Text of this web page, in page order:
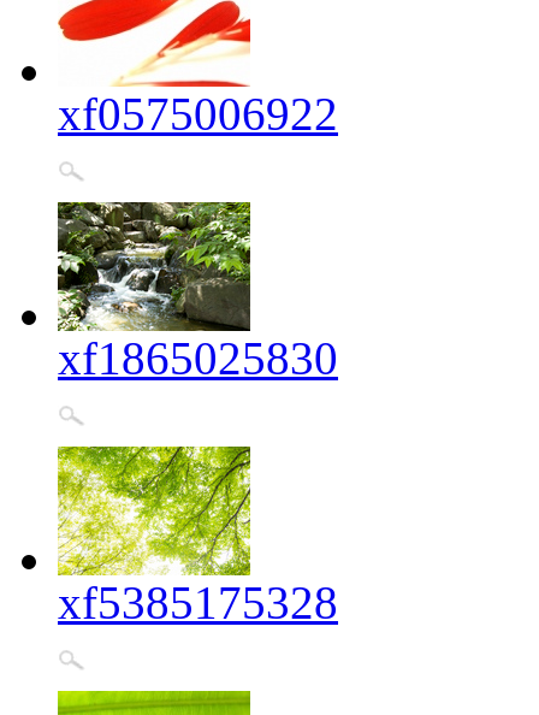
xf0575006922
xf1865025830
xf5385175328